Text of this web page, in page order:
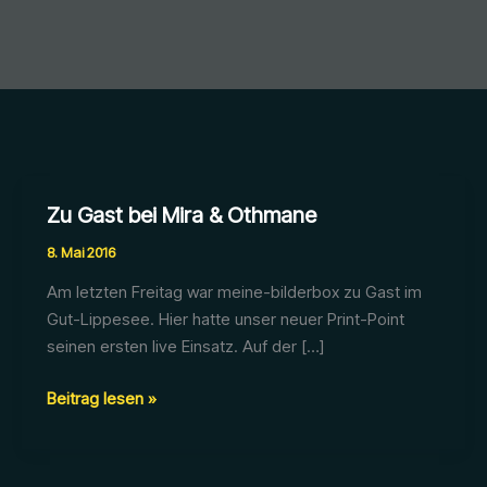
Zu Gast bei Mira & Othmane
8. Mai 2016
Am letzten Freitag war meine-bilderbox zu Gast im
Gut-Lippesee. Hier hatte unser neuer Print-Point
seinen ersten live Einsatz. Auf der […]
Zu
Beitrag lesen »